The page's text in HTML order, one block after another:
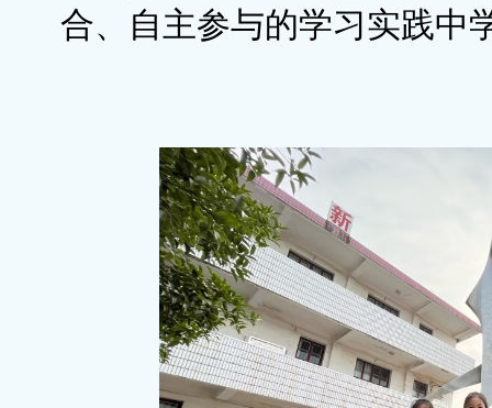
合、自主参与的学习实践中